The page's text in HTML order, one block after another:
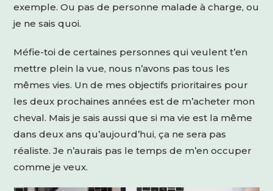
exemple. Ou pas de personne malade à charge, ou
je ne sais quoi.
Méfie-toi de certaines personnes qui veulent t’en
mettre plein la vue, nous n’avons pas tous les
mêmes vies. Un de mes objectifs prioritaires pour
les deux prochaines années est de m’acheter mon
cheval. Mais je sais aussi que si ma vie est la même
dans deux ans qu’aujourd’hui, ça ne sera pas
réaliste. Je n’aurais pas le temps de m’en occuper
comme je veux.